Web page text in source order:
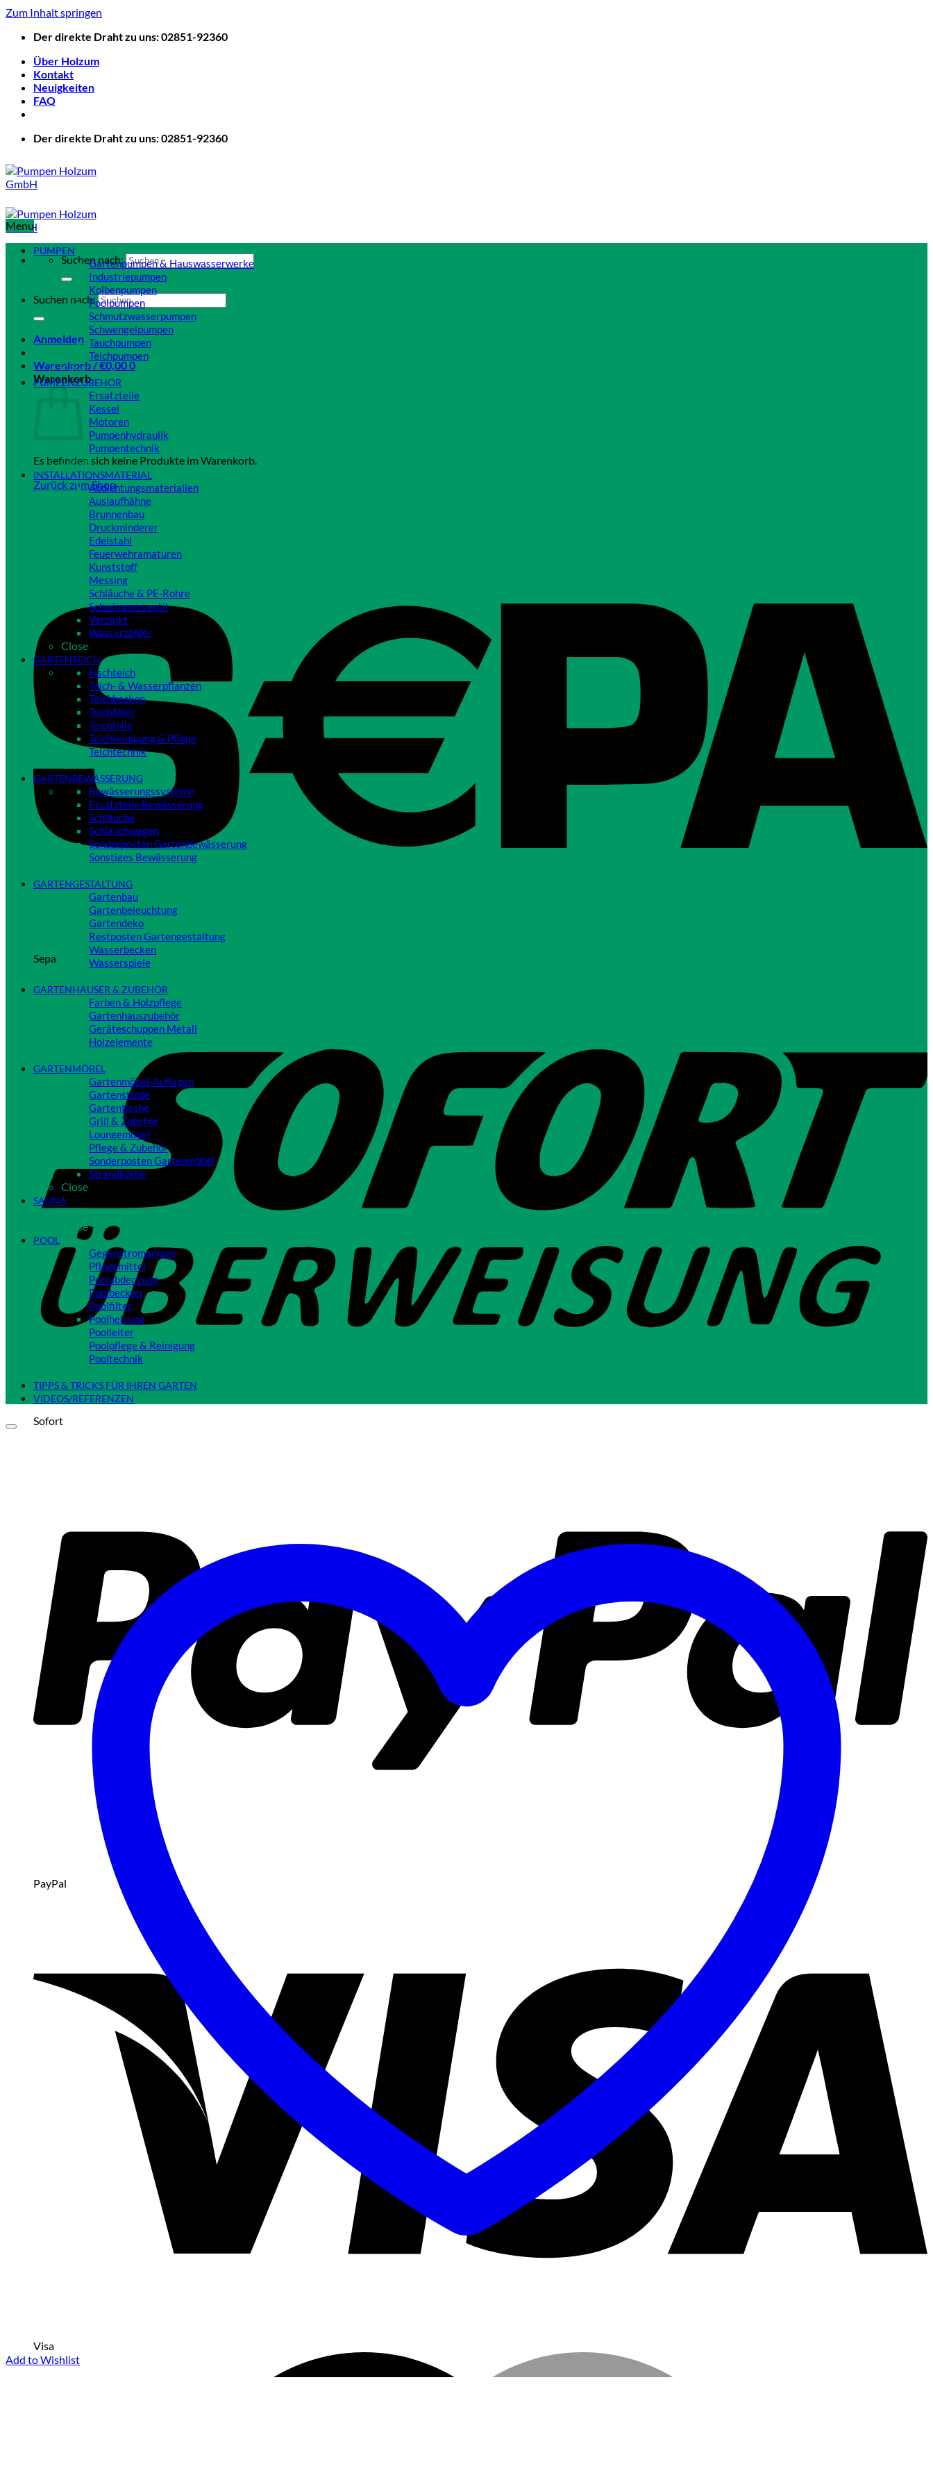
Zum Inhalt springen
Der direkte Draht zu uns: 02851-92360
Über Holzum
Kontakt
Neuigkeiten
FAQ
Der direkte Draht zu uns: 02851-92360
Suchen nach:
Suchen nach:
Anmelden
Warenkorb /€0,000
Warenkorb
Es befinden sich keine Produkte im Warenkorb.
Zurück zum Shop
Sepa
Sofort
PayPal
Visa
Menu
PUMPEN
Gartenpumpen & Hauswasserwerke
Industriepumpen
Kolbenpumpen
Poolpumpen
Schmutzwasserpumpen
Schwengelpumpen
Tauchpumpen
Teichpumpen
Close
PUMPENZUBEHÖR
Ersatzteile
Kessel
Motoren
Pumpenhydraulik
Pumpentechnik
Close
INSTALLATIONSMATERIAL
Abdichtungsmaterialien
Auslaufhähne
Brunnenbau
Druckminderer
Edelstahl
Feuerwehramaturen
Kunststoff
Messing
Schläuche & PE-Rohre
Schwimmerventil
Verzinkt
Wasserzähler
Close
GARTENTEICH
Fischteich
Teich- & Wasserpflanzen
Teichbecken
Teichfilter
Teichfolie
Teichreinigung & Pflege
Teichtechnik
GARTENBEWÄSSERUNG
Bewässerungssysteme
Ersatzteile Bewässerung
Schläuche
Schlauchwagen
Sonderposten Gartenbewässerung
Sonstiges Bewässerung
GARTENGESTALTUNG
Gartenbau
Gartenbeleuchtung
Gartendeko
Restposten Gartengestaltung
Wasserbecken
Wasserspiele
GARTENHÄUSER & ZUBEHÖR
Farben & Holzpflege
Gartenhauszubehör
Geräteschuppen Metall
Holzelemente
GARTENMÖBEL
Gartenmöbel-Auflagen
Gartenstühle
Gartentische
Grill & Zubehör
Loungemöbel
Pflege & Zubehör
Sonderposten Gartenmöbel
Strandkörbe
Close
SAUNA
Close
POOL
Gegenstromanlage
Pflegemittel
Poolabdeckung
Poolbecken
Poolfilter
Poolheizung
Poolleiter
Poolpflege & Reinigung
Pooltechnik
TIPPS & TRICKS FÜR IHREN GARTEN
VIDEOS/REFERENZEN
Add to Wishlist